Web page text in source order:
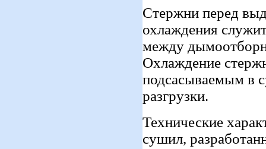
Стержни перед
охлаждения
между
Охлаждение
подсасываемым в
разгрузки.
Технические
сушил,